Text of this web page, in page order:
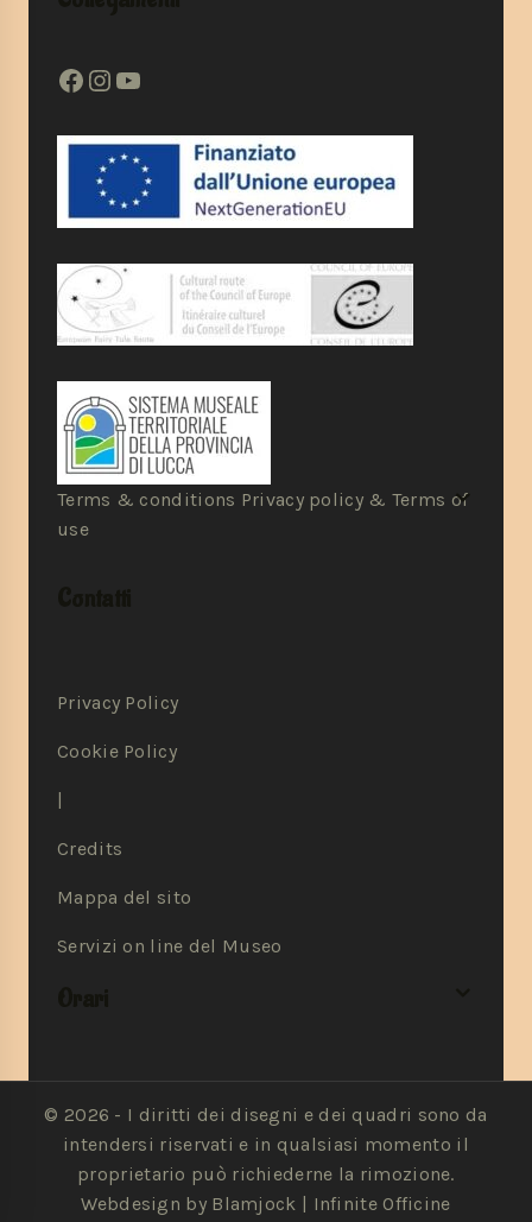
Terms & conditions Privacy policy & Terms of
use
Privacy Policy
Cookie Policy
Credits
Mappa del sito
Servizi on line del Museo
© 2026 - I diritti dei disegni e dei quadri sono da
intendersi riservati e in qualsiasi momento il
proprietario può richiederne la rimozione.
Webdesign by Blamjock | Infinite Officine